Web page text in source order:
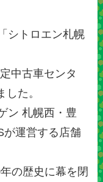
シトロエン札幌
中古車センタ
た。
ン 札幌西・豊
が運営する店舗
の歴史に幕を閉